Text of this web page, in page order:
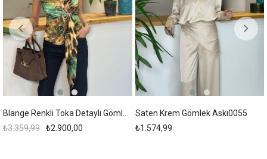
₺2.900,00
₺3.359,99
Saten Krem Gömlek Askı0055
₺1.574,99